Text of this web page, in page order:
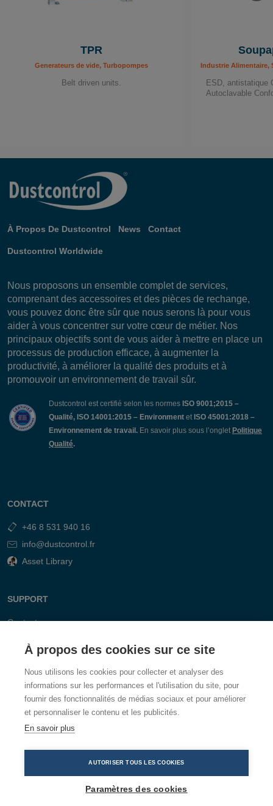
TPR
Generateurs de vide, Turbopompes
Belt driven units.
Industrie Alimentaire,
ESD, antistatique
Autoclavable
À Propos De Dustcontrol News Contact
Dustcontrol Worldwide
Nous proposons un ensemble complet de services,
comprenant des accessoires et des pièces de rechange,
vous pouvez donc être sûr que nous serons là pour vous
aider à vous concentrer sur votre cœur de métier. Nos
principaux objectifs sont de vous aider à mettre en place un
processus de production efficace, à augmenter la
productivité, à améliorer la qualité des produits et à
promouvoir un environnement de travail sûr.
Dustcontrol est certifié selon les normes ISO 9001;2015 –
Qualité, ISO 14001:2015 – Environment et ISO 45001:2018 –
Environnement de travail. En savoir plus sous l’onglet Politique
Qualité.
CONTACT
+46 8 531 940 16
info@dustcontrol.fr
Asset Library
SUPPORT
Contact
À propos des cookies sur ce site
Nous utilisons les cookies pour collecter et analyser des
informations sur les performances et l'utilisation du site, pour
fournir des fonctionnalités de médias sociaux et pour améliorer
et personnaliser le contenu et les publicités.
En savoir plus
AUTORISER TOUS LES COOKIES
Paramètres des cookies